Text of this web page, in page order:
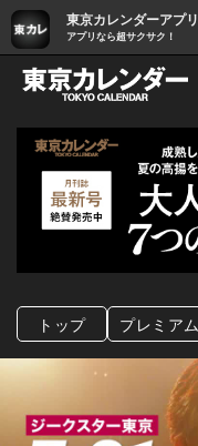
東京カレンダーアプリ
アプリなら超サクサク！
トップ プレミアム